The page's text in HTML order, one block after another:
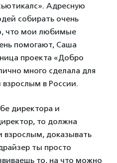
Адресную
собирать очень
что мои любимые
помогают, Саша
проекта «Добро
много сделала для
в России.
директора и
то должна
взрослым, доказывать
ты просто
то, на что можно